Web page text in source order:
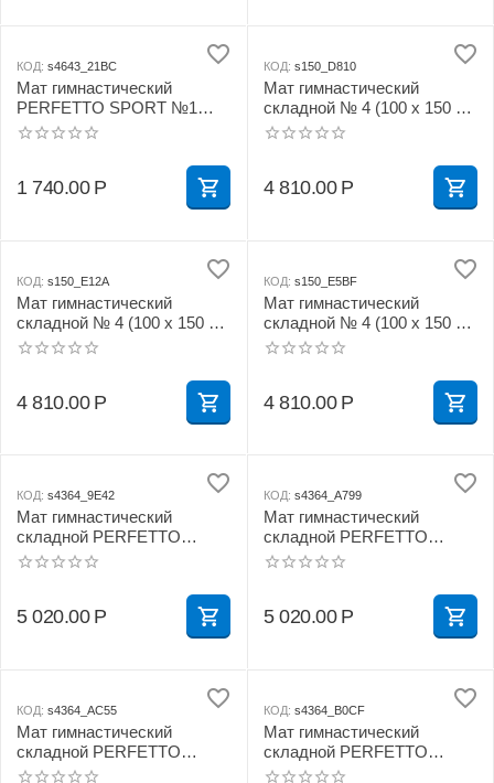
КОД: s4643_21BC
Мат гимнастический
PERFETTO SPORT №1
(100 х 50 х 10) см красно/
1 740.00 Р
КОД: s150_D810
Мат гимнастический
складной № 4 (100 х 150 х
10) см бежевый
4 810.00 Р
КОД: s150_E12A
Мат гимнастический
складной № 4 (100 х 150 х
10) см зелёно/жёлтый
4 810.00 Р
КОД: s150_E5BF
Мат гимнастический
складной № 4 (100 х 150 х
10) см красно/жёлтый
4 810.00 Р
КОД: s4364_9E42
Мат гимнастический
складной PERFETTO
SPORT № 4 (100 х 150 х 10)
5 020.00 Р
КОД: s4364_A799
Мат гимнастический
складной PERFETTO
SPORT № 4 (100 х 150 х 10)
5 020.00 Р
КОД: s4364_AC55
Мат гимнастический
складной PERFETTO
SPORT № 4 (100 х 150 х 10)
КОД: s4364_B0CF
Мат гимнастический
складной PERFETTO
SPORT № 4 (100 х 150 х 10)